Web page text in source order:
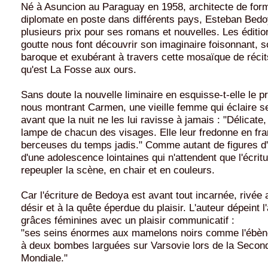
Né à Asuncion au Paraguay en 1958, architecte de
diplomate en poste dans différents pays, Esteban
plusieurs prix pour ses romans et nouvelles. Les
goutte nous font découvrir son imaginaire foisonnant,
baroque et exubérant à travers cette mosaïque de
qu'est La Fosse aux ours.
Sans doute la nouvelle liminaire en esquisse-t-elle le
nous montrant Carmen, une vieille femme qui éclaire
avant que la nuit ne les lui ravisse à jamais :
lampe de chacun des visages. Elle leur fredonne en
berceuses du temps jadis." Comme autant de figures
d'une adolescence lointaines qui n'attendent que
repeupler la scène, en chair et en couleurs.
Car l'écriture de Bedoya est avant tout incarnée, rivée
désir et à la quête éperdue du plaisir. L'auteur dépeint
grâces féminines avec un plaisir communicatif :
"ses seins énormes aux mamelons noirs comme
à deux bombes larguées sur Varsovie lors de la
Mondiale."